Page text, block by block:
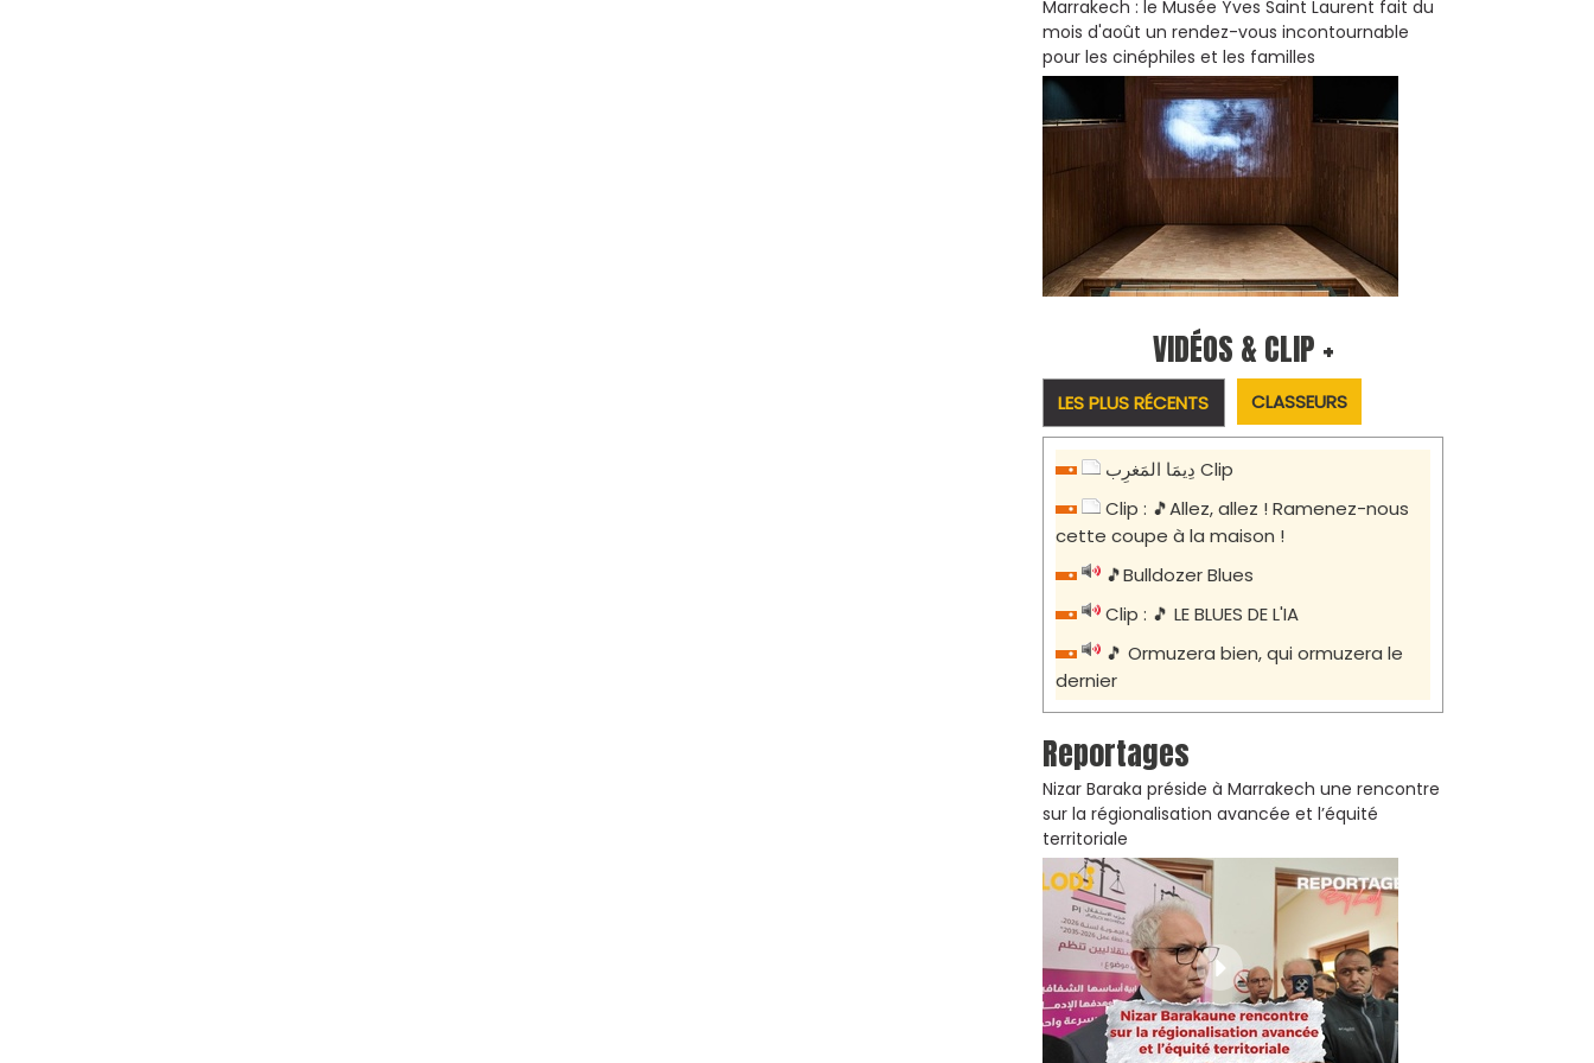
Marrakech : le Musée Yves Saint Laurent fait du
mois d'août un rendez-vous incontournable
pour les cinéphiles et les familles
VIDÉOS & CLIP +
LES PLUS RÉCENTS CLASSEURS
دِيمَا المَغرِب Clip
Clip : 🎵Allez, allez ! Ramenez-nous
cette coupe à la maison !
🎵Bulldozer Blues
Clip : 🎵 LE BLUES DE L'IA
🎵 Ormuzera bien, qui ormuzera le
dernier
Reportages
Nizar Baraka préside à Marrakech une rencontre
sur la régionalisation avancée et l’équité
territoriale